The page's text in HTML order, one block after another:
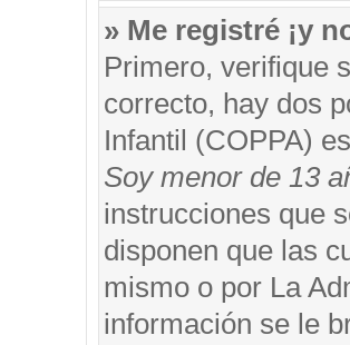
» Me registré ¡y
Primero, verifique
correcto, hay dos
Infantil (COPPA)
Soy menor de 13
instrucciones que
disponen que las
mismo o por La
información se le